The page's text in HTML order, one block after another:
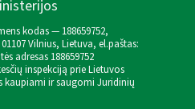
kodas — 188659752,
Vilnius, Lietuva, el.paštas:
adresas 188659752
inspekciją prie Lietuvos
kaupiami ir saugomi Juridinių